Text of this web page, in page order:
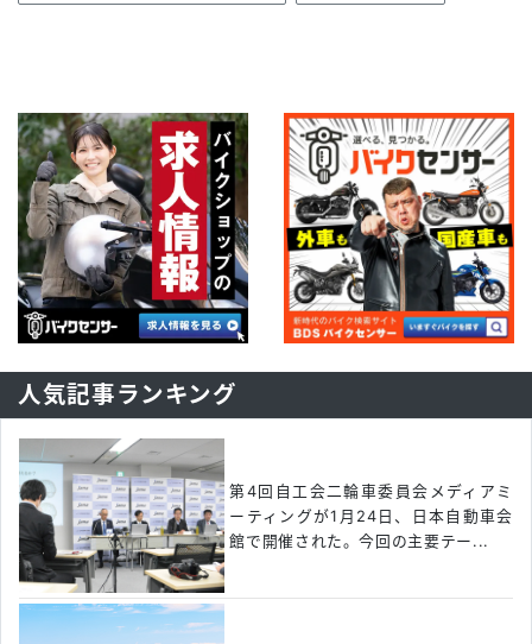
人気記事ランキング
第4回自工会二輪車委員会メディアミ
ーティングが1月24日、日本自動車会
館で開催された。今回の主要テー...